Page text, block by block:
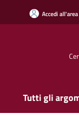
Accedi
Tutti gli